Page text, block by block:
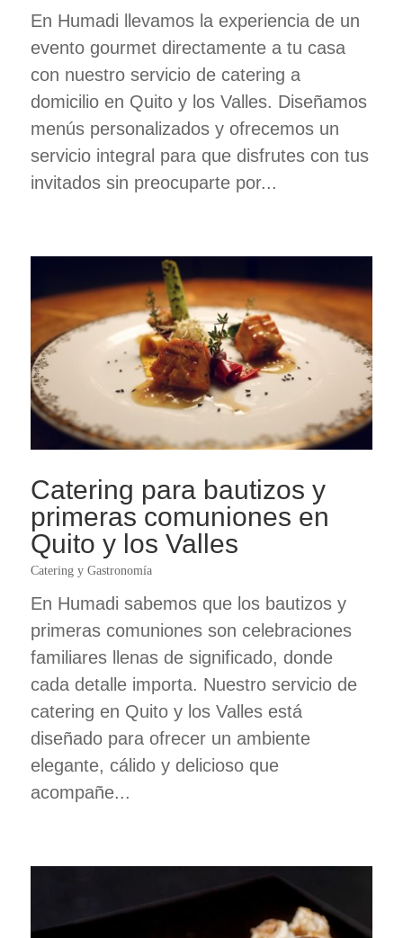
En Humadi llevamos la experiencia de un
evento gourmet directamente a tu casa
con nuestro servicio de catering a
domicilio en Quito y los Valles. Diseñamos
menús personalizados y ofrecemos un
servicio integral para que disfrutes con tus
invitados sin preocuparte por...
Catering para bautizos y
primeras comuniones en
Quito y los Valles
Catering y Gastronomía
En Humadi sabemos que los bautizos y
primeras comuniones son celebraciones
familiares llenas de significado, donde
cada detalle importa. Nuestro servicio de
catering en Quito y los Valles está
diseñado para ofrecer un ambiente
elegante, cálido y delicioso que
acompañe...